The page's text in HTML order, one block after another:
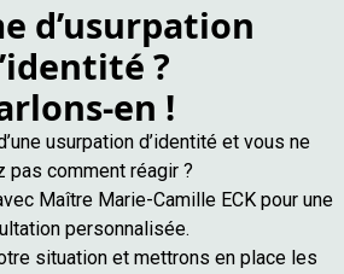
d’usurpation
?
en !
usurpation d’identité et vous ne
pas comment réagir ?
Maître Marie-Camille ECK pour une
personnalisée.
situation et mettrons en place les